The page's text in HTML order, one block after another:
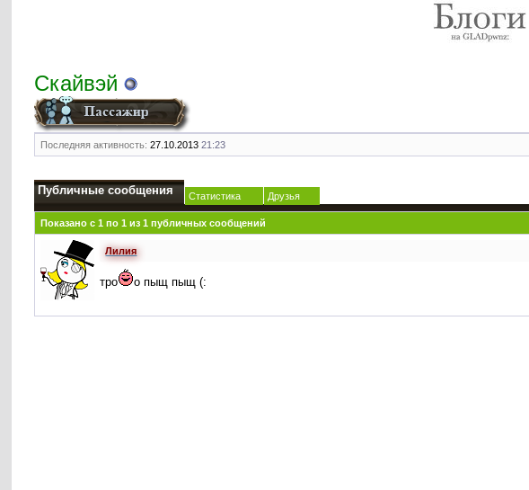
Скайвэй
Последняя активность: 27.10.201321:23
Публичные сообщения Статистика Друзья
Показано с 1 по1 из1 публичных сообщений
Лилия
тро о пыщ пыщ (: